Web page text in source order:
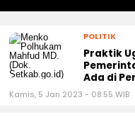
POLITIK
Praktik
Ada di
Kamis, 5 Jan 2023 - 08:55 WIB